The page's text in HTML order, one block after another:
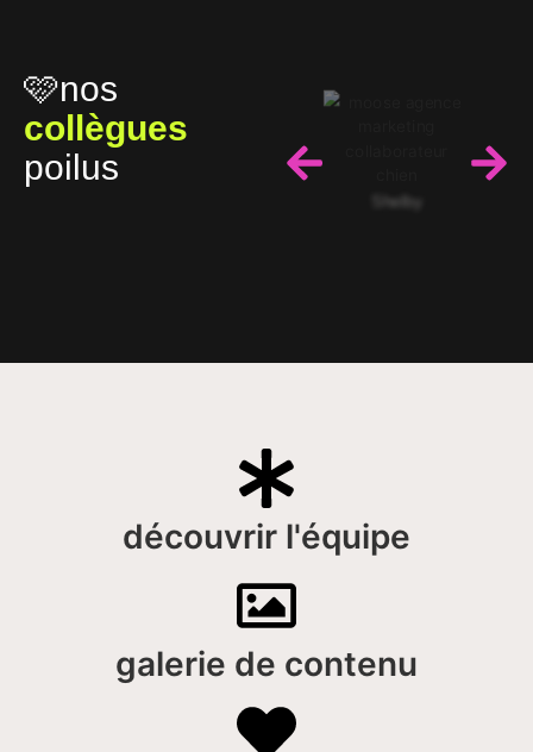
🩷nos
collègues
poilus
Shelby
découvrir l'équipe
galerie de contenu